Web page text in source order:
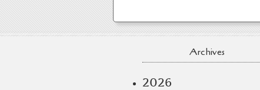
Archives
2026